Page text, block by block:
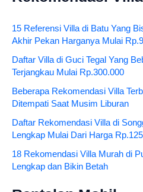
15 Referensi Villa di Batu Yang
Akhir Pekan Harganya Mulai
Daftar Villa di Guci Tegal Yang
Terjangkau Mulai Rp.300.000
Beberapa Rekomendasi Villa
Ditempati Saat Musim Liburan
Daftar Rekomendasi Villa di
Lengkap Mulai Dari Harga
18 Rekomendasi Villa Murah di
Lengkap dan Bikin Betah